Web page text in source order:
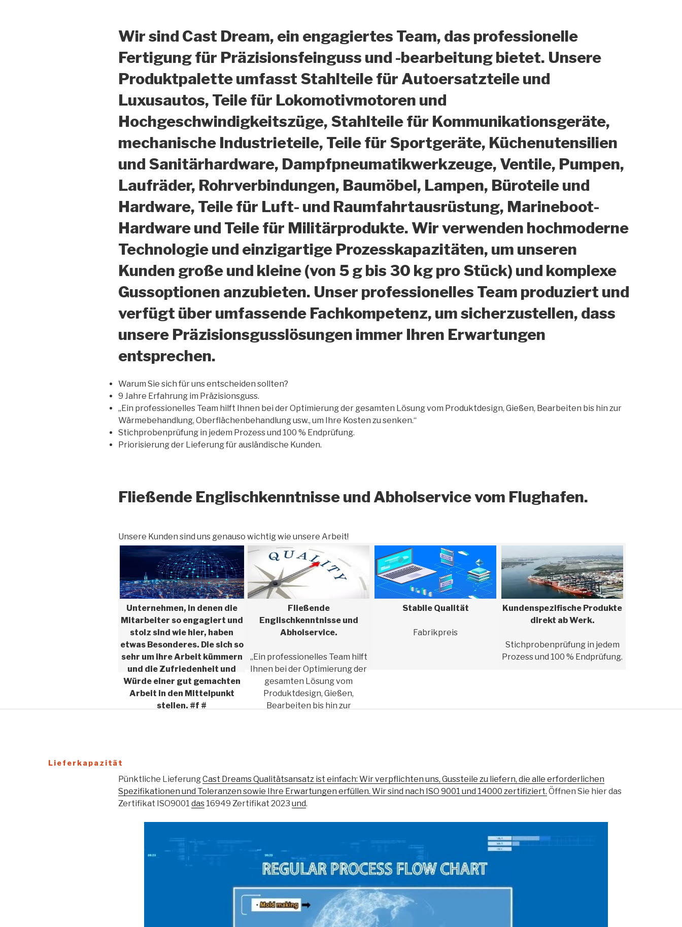
Wir sind Cast Dream, ein engagiertes Team, das professionelle
Fertigung für Präzisionsfeinguss und -bearbeitung bietet. Unsere
Produktpalette umfasst Stahlteile für Autoersatzteile und
Luxusautos, Teile für Lokomotivmotoren und
Hochgeschwindigkeitszüge, Stahlteile für Kommunikationsgeräte,
mechanische Industrieteile, Teile für Sportgeräte, Küchenutensilien
und Sanitärhardware, Dampfpneumatikwerkzeuge, Ventile, Pumpen,
Laufräder, Rohrverbindungen, Baumöbel, Lampen, Büroteile und
Hardware, Teile für Luft- und Raumfahrtausrüstung, Marineboot-
Hardware und Teile für Militärprodukte. Wir verwenden hochmoderne
Technologie und einzigartige Prozesskapazitäten, um unseren
Kunden große und kleine (von 5 g bis 30 kg pro Stück) und komplexe
Gussoptionen anzubieten. Unser professionelles Team produziert und
verfügt über umfassende Fachkompetenz, um sicherzustellen, dass
unsere Präzisionsgusslösungen immer Ihren Erwartungen
entsprechen.
Warum Sie sich für uns entscheiden sollten?
9 Jahre Erfahrung im Präzisionsguss.
„Ein professionelles Team hilft Ihnen bei der Optimierung der gesamten Lösung vom Produktdesign, Gießen, Bearbeiten bis hin zur
Wärmebehandlung, Oberflächenbehandlung usw., um Ihre Kosten zu senken.“
Stichprobenprüfung in jedem Prozess und 100 % Endprüfung.
Priorisierung der Lieferung für ausländische Kunden.
Fließende Englischkenntnisse und Abholservice vom Flughafen.
Unsere Kunden sind uns genauso wichtig wie unsere Arbeit!
Unternehmen, in denen die
Mitarbeiter so engagiert und
stolz sind wie hier, haben
etwas Besonderes. Die sich so
sehr um ihre Arbeit kümmern
und die Zufriedenheit und
Würde einer gut gemachten
Arbeit in den Mittelpunkt
stellen. #f #
Fließende
Englischkenntnisse und
Abholservice.
„Ein professionelles Team hilft
Ihnen bei der Optimierung der
gesamten Lösung vom
Produktdesign, Gießen,
Bearbeiten bis hin zur
Stabile Qualität
Fabrikpreis
Kundenspezifische Produkte
direkt ab Werk.
Stichprobenprüfung in jedem
Prozess und 100 % Endprüfung.
Lieferkapazität
Pünktliche LieferungCast Dreams Qualitätsansatz ist einfach: Wir verpflichten uns, Gussteile zu liefern, die alle erforderlichen
Spezifikationen und Toleranzen sowie Ihre Erwartungen erfüllen. Wir sind nach ISO 9001 und 14000 zertifiziert. Öffnen Sie hier das
Zertifikat ISO9001das 16949 Zertifikat 2023und.